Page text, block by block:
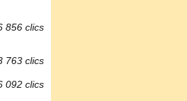
856 clics
763 clics
092 clics